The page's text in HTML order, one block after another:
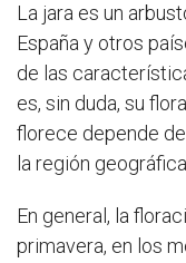
La jara es un
España y otros
de las
es, sin duda, su
florece depende
la región
En general, la
primavera, en los